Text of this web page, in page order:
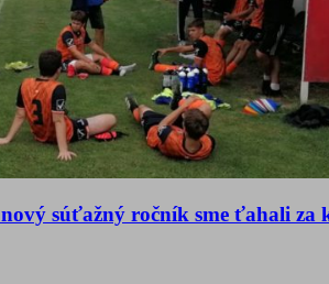
súťažný ročník sme ťahali za